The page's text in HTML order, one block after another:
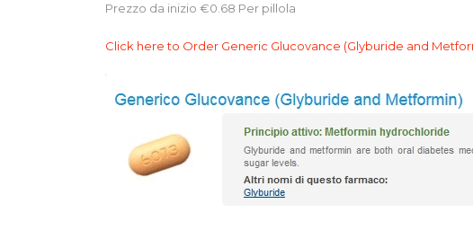
Prezzo da inizio €0.68 Per pillola
Click here to Order Generic Glucovance (Glyburide and